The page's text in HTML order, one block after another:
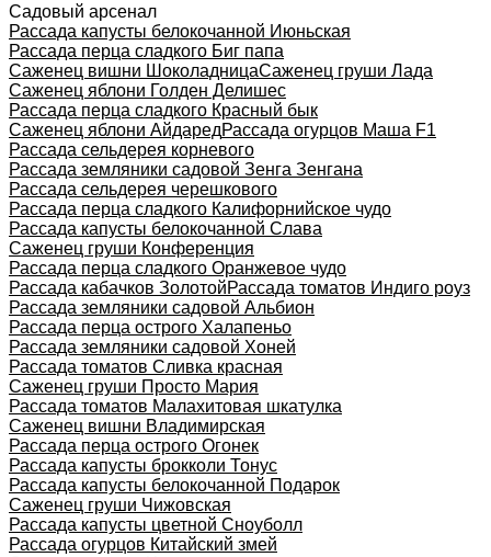
Садовый арсенал
Рассада капусты белокочанной Июньская
Рассада перца сладкого Биг папа
Саженец вишни ШоколадницаСаженец груши Лада
Саженец яблони Голден Делишес
Рассада перца сладкого Красный бык
Саженец яблони АйдаредРассада огурцов Маша F1
Рассада сельдерея корневого
Рассада земляники садовой Зенга Зенгана
Рассада сельдерея черешкового
Рассада перца сладкого Калифорнийское чудо
Рассада капусты белокочанной Слава
Саженец груши Конференция
Рассада перца сладкого Оранжевое чудо
Рассада кабачков ЗолотойРассада томатов Индиго роуз
Рассада земляники садовой Альбион
Рассада перца острого Халапеньо
Рассада земляники садовой Хоней
Рассада томатов Сливка красная
Саженец груши Просто Мария
Рассада томатов Малахитовая шкатулка
Саженец вишни Владимирская
Рассада перца острого Огонек
Рассада капусты брокколи Тонус
Рассада капусты белокочанной Подарок
Саженец груши Чижовская
Рассада капусты цветной Сноуболл
Рассада огурцов Китайский змей